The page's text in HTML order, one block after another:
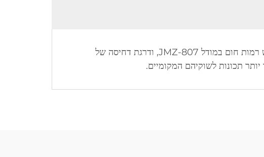
בהחלט. רוב המודלים יש בהם רמות שונות של לחץ התואמות בין 5N-12N, כמו גם מצבים כמו שלוש רמות חום במודל JMZ-807, ודרגת דחיסה של